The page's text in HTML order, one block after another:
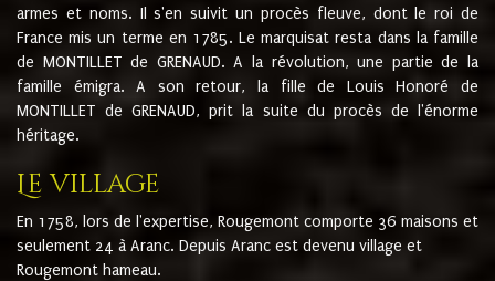
armes et noms. Il s'en suivit un procès fleuve, dont le roi de
France mis un terme en 1785. Le marquisat resta dans la famille
de MONTILLET de GRENAUD. A la révolution, une partie de la
famille émigra. A son retour, la fille de Louis Honoré de
MONTILLET de GRENAUD, prit la suite du procès de l'énorme
héritage.
Le village
En 1758, lors de l'expertise, Rougemont comporte 36 maisons et
seulement 24 à Aranc. Depuis Aranc est devenu village et
Rougemont hameau.